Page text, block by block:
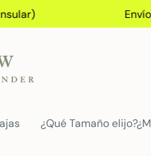
Envío
¿Qué Tamaño